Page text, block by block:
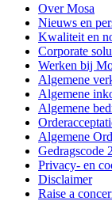
Over Mosa
Nieuws en
Kwaliteit en
Corporate
Werken bij
Algemene
Algemene
Algemene
Algemene
Gedragscode
Privacy- en
Disclaimer
Raise a